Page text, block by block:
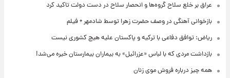
عراق بر خلع سلاح گروه‌ها و انحصار سلاح در دست دولت تاکید کرد
بازخوانی آهنگی در وصف حضرت زهرا توسط شادمهر + فیلم
ریاض: توافق دفاعی با ترکیه و پاکستان علیه هیچ کشوری نیست
بازداشت مردی که با لباس «عزرائیل» به بیماران بیمارستان خیره می‌شد!
همه چیز درباره فروش موی زنان